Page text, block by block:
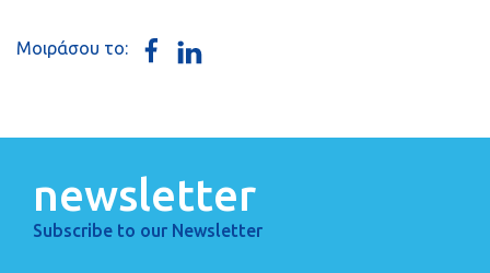
Μοιράσου το:
newsletter
Subscribe to our Newsletter